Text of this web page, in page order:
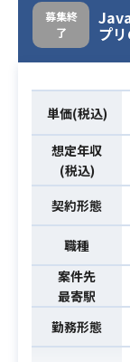
業務内容
必須スキル
募集終
了
プ
単価(税込)
想定年収
(税込)
契約形態
職種
案件先
最寄駅
勤務形態